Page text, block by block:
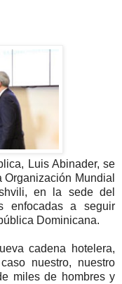
Luis Abinader, se
Mundial
en la sede del
enfocadas a seguir
Dominicana.
cadena hotelera,
nuestro, nuestro
miles de hombres y